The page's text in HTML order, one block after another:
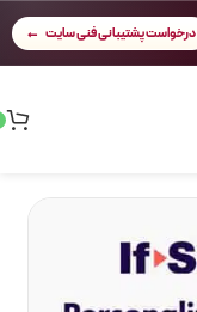
درخواست پشتیبانی فنی سایت